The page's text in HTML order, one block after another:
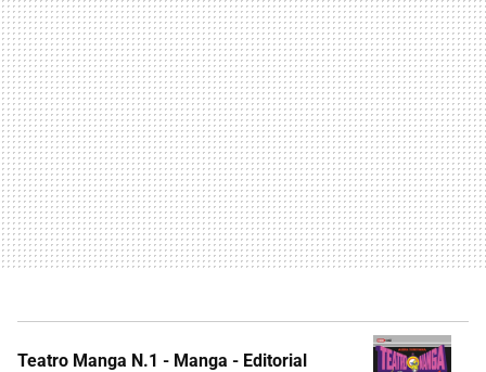
Teatro Manga N.1 - Manga - Editorial